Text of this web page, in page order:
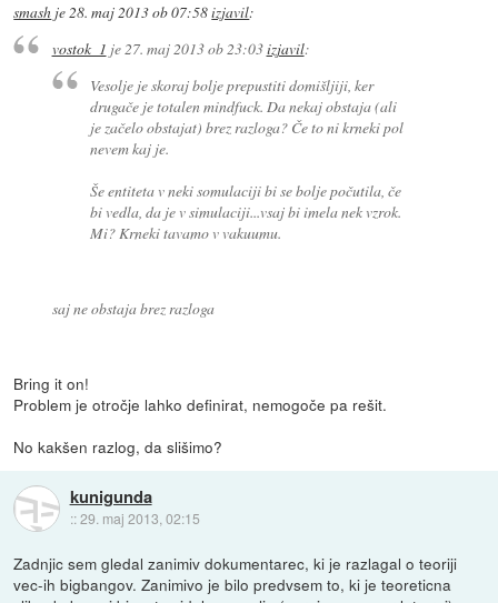
smash je28. maj 2013 ob 07:58izjavil:
vostok_1 je27. maj 2013 ob 23:03izjavil:
Vesolje je skoraj bolje prepustiti domišljiji, ker
drugače je totalen mindfuck. Da nekaj obstaja (ali
je začelo obstajat) brez razloga? Če to ni krneki pol
nevem kaj je.
Še entiteta v neki somulaciji bi se bolje počutila, če
bi vedla, da je v simulaciji...vsaj bi imela nek vzrok.
Mi? Krneki tavamo v vakuumu.
saj ne obstaja brez razloga
Bring it on!
Problem je otročje lahko definirat, nemogoče pa rešit.
No kakšen razlog, da slišimo?
kunigunda
::29. maj 2013, 02:15
Zadnjic sem gledal zanimiv dokumentarec, ki je razlagal o teoriji
vec-ih bigbangov. Zanimivo je bilo predvsem to, ki je teoreticna